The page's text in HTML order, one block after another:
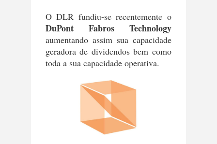
O DLR fundiu-se recentemente o
DuPont Fabros Technology
aumentando assim sua capacidade
geradora de dividendos bem como
toda a sua capacidade operativa.